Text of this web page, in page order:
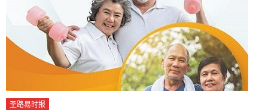
圣路易时报